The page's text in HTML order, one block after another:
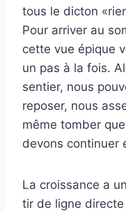
tous le dicton
Pour arriver au
cette vue épique
un pas à la fois.
sentier, nous
reposer, nous
même tomber
devons continuer
La croissance a
tir de ligne